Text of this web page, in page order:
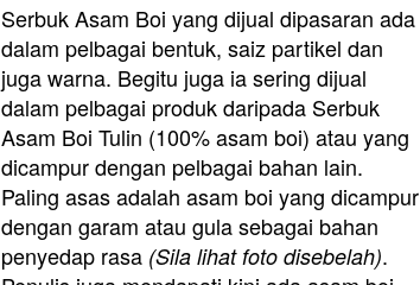
Serbuk Asam Boi yang dijual dipasaran ada
dalam pelbagai bentuk, saiz partikel dan
juga warna. Begitu juga ia sering dijual
dalam pelbagai produk daripada Serbuk
Asam Boi Tulin (100% asam boi) atau yang
dicampur dengan pelbagai bahan lain.
Paling asas adalah asam boi yang dicampur
dengan garam atau gula sebagai bahan
penyedap rasa (Sila lihat foto disebelah).